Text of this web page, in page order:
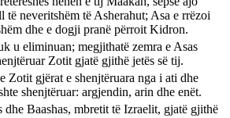
të neveritshëm të Asherahut; Asa e rrëzoi
dhe e dogji pranë përroit Kidron.
u eliminuan; megjithatë zemra e Asas
Zotit gjatë gjithë jetës së tij.
Zotit gjërat e shenjtëruara nga i ati dhe
shenjtëruar: argjendin, arin dhe enët.
dhe Baashas, mbretit të Izraelit, gjatë gjithë